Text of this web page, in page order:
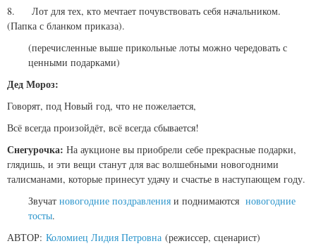
8. Лот для тех, кто мечтает почувствовать себя начальником.
(Папка с бланком приказа).
(перечисленные выше прикольные лоты можно чередовать с
ценными подарками)
Дед Мороз:
Говорят, под Новый год, что не пожелается,
Всё всегда произойдёт, всё всегда сбывается!
Снегурочка: На аукционе вы приобрели себе прекрасные подарки,
глядишь, и эти вещи станут для вас волшебными новогодними
талисманами, которые принесут удачу и счастье в наступающем году.
Звучат новогодние поздравления и поднимаются новогодние
тосты.
АВТОР: Коломиец Лидия Петровна (режиссер, сценарист)